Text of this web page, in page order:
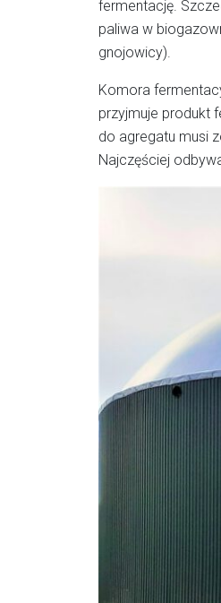
fermentację.
paliwa w
gnojowicy).
Komora
przyjmuje produkt
do agregatu musi
Najczęściej